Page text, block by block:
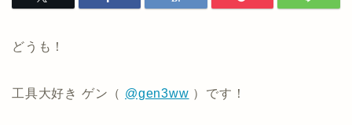
どうも！
工具大好き ゲン（ @gen3ww ）です！